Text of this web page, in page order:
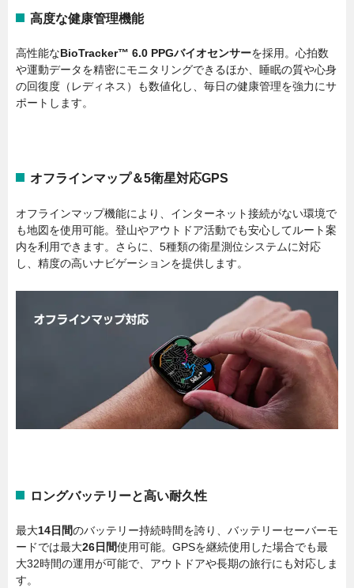
高度な健康管理機能
高性能なBioTracker™ 6.0 PPGバイオセンサーを採用。心拍数
や運動データを精密にモニタリングできるほか、睡眠の質や心身
の回復度（レディネス）も数値化し、毎日の健康管理を強力にサ
ポートします。
オフラインマップ＆5衛星対応GPS
オフラインマップ機能により、インターネット接続がない環境で
も地図を使用可能。登山やアウトドア活動でも安心してルート案
内を利用できます。さらに、5種類の衛星測位システムに対応
し、精度の高いナビゲーションを提供します。
ロングバッテリーと高い耐久性
最大14日間のバッテリー持続時間を誇り、バッテリーセーバーモ
ードでは最大26日間使用可能。GPSを継続使用した場合でも最
大32時間の運用が可能で、アウトドアや長期の旅行にも対応しま
す。